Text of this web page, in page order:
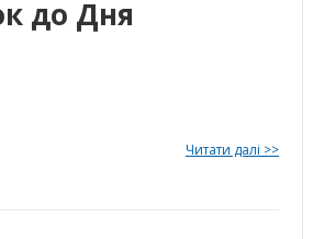
до Дня
Читати далі >>